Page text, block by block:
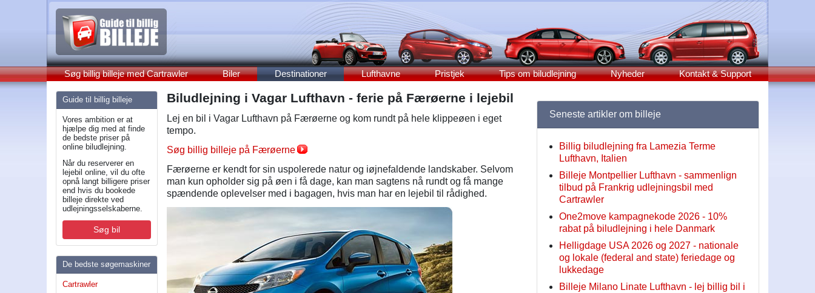
Søg billig billeje med Cartrawler Biler Destinationer Lufthavne Pristjek Tips om biludlejning Nyheder Kontakt & Support
Guide til billig billeje
Vores ambition er at
hjælpe dig med at finde
de bedste priser på
online biludlejning.
Når du reserverer en
lejebil online, vil du ofte
opnå langt billigere priser
end hvis du bookede
billeje direkte ved
udlejningsselskaberne.
Søg bil
De bedste søgemaskiner
Cartrawler
Biludlejning i Vagar Lufthavn - ferie på Færøerne i lejebil
Lej en bil i Vagar Lufthavn på Færøerne og kom rundt på hele klippeøen i eget
tempo.
Søg billig billeje på Færøerne
Færøerne er kendt for sin uspolerede natur og iøjnefaldende landskaber. Selvom
man kun opholder sig på øen i få dage, kan man sagtens nå rundt og få mange
spændende oplevelser med i bagagen, hvis man har en lejebil til rådighed.
Seneste artikler om billeje
Billig biludlejning fra Lamezia Terme
Lufthavn, Italien
Billeje Montpellier Lufthavn - sammenlign
tilbud på Frankrig udlejningsbil med
Cartrawler
One2move kampagnekode 2026 - 10%
rabat på biludlejning i hele Danmark
Helligdage USA 2026 og 2027 - nationale
og lokale (federal and state) feriedage og
lukkedage
Billeje Milano Linate Lufthavn - lej billig bil i